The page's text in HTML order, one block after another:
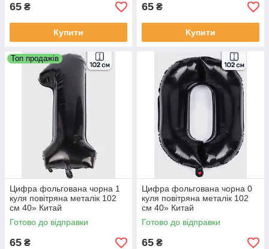
65 ₴
Купити
65 ₴
Купити
Топ продажів
Цифра фольгована чорна 1
куля повітряна металік 102
см 40» Китай
Готово до відправки
65 ₴
Цифра фольгована чорна 0
куля повітряна металік 102
см 40» Китай
Готово до відправки
65 ₴